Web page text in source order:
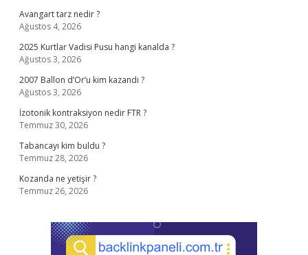
Avangart tarz nedir ?
Ağustos 4, 2026
2025 Kurtlar Vadisi Pusu hangi kanalda ?
Ağustos 3, 2026
2007 Ballon d’Or’u kim kazandı ?
Ağustos 3, 2026
İzotonik kontraksiyon nedir FTR ?
Temmuz 30, 2026
Tabancayı kim buldu ?
Temmuz 28, 2026
Kozanda ne yetişir ?
Temmuz 26, 2026